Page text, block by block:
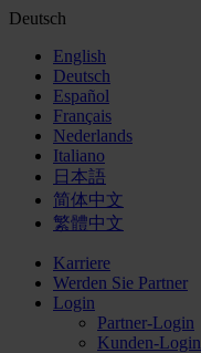
Deutsch
English
Deutsch
Español
Français
Nederlands
Italiano
日本語
简体中文
繁體中文
Karriere
Werden Sie Partner
Login
Partner-Login
Kunden-Login